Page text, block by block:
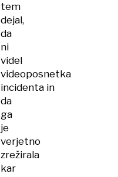
tem
dejal,
da
ni
videl
videoposnetka
incidenta in
da
ga
je
verjetno
zrežirala
kar